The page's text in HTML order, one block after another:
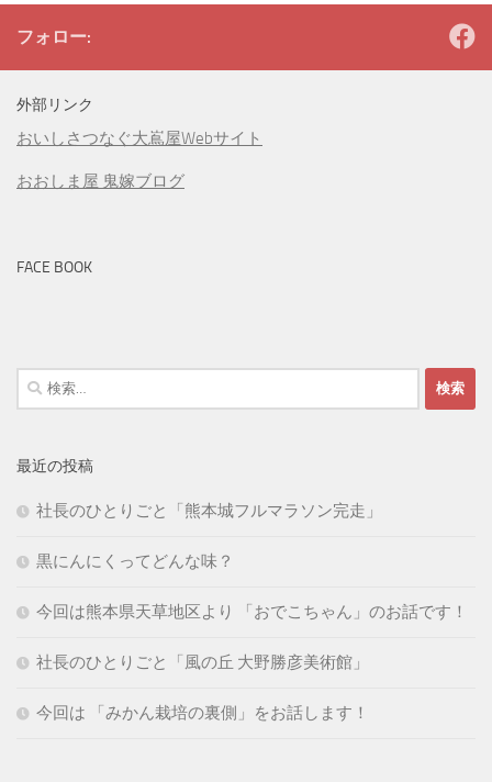
フォロー:
外部リンク
おいしさつなぐ大嶌屋Webサイト
おおしま屋 鬼嫁ブログ
FACE BOOK
検
索:
最近の投稿
社長のひとりごと「熊本城フルマラソン完走」
黒にんにくってどんな味？
今回は熊本県天草地区より 「おでこちゃん」のお話です！
社長のひとりごと「風の丘 大野勝彦美術館」
今回は 「みかん栽培の裏側」をお話します！